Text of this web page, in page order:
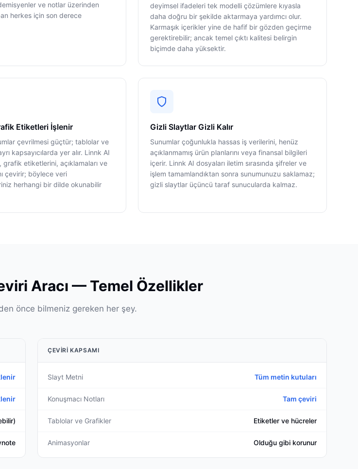
ve notlar üzerinden
herkes için son derece
deyimsel ifadeleri tek modelli çözümlere kıyasla
daha doğru bir şekilde aktarmaya yardımcı olur.
Karmaşık içerikler yine de hafif bir gözden geçirme
gerektirebilir; ancak temel çıktı kalitesi belirgin
biçimde daha yüksektir.
Etiketleri İşlenir
çevrilmesi güçtür; tablolar ve
kapsayıcılarda yer alır. Linnk AI
etiketlerini, açıklamaları ve
çevirir; böylece veri
herhangi bir dilde okunabilir
Gizli Slaytlar Gizli Kalır
Sunumlar çoğunlukla hassas iş verilerini, henüz
açıklanmamış ürün planlarını veya finansal bilgileri
içerir. Linnk AI dosyaları iletim sırasında şifreler ve
işlem tamamlandıktan sonra sunumunuzu saklamaz;
gizli slaytlar üçüncü taraf sunucularda kalmaz.
Aracı — Temel Özellikler
önce bilmeniz gereken her şey.
ÇEVIRI KAPSAMI
Slayt Metni Tüm metin kutuları
Konuşmacı Notları Tam çeviri
Tablolar ve Grafikler Etiketler ve hücreler
Animasyonlar Olduğu gibi korunur